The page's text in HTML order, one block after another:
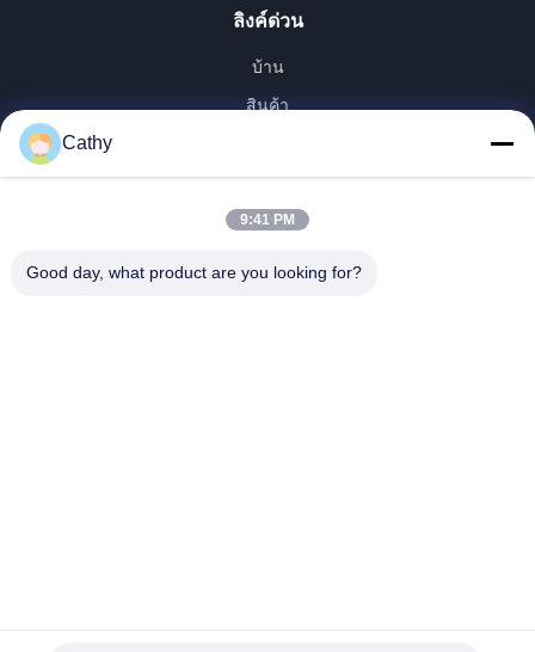
ลิงค์ด่วน
บ้าน
สินค้า
รายการ VR
เกี่ยวกับเรา
Cathy
9:41 PM
Good day, what product are you looking for?